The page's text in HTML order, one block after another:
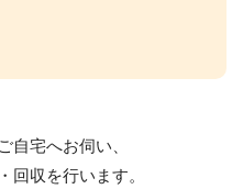
自宅へお伺い、
回収を行います。